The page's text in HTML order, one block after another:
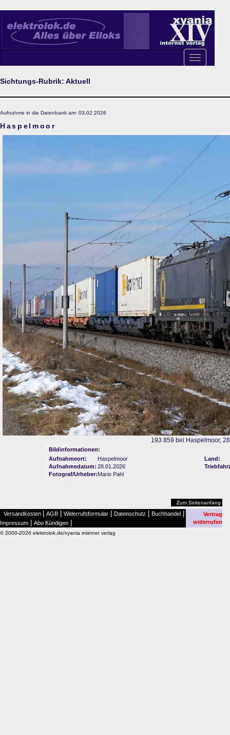
Toggle
navigation
Sichtungs-Rubrik: Aktuell
Aufnahme in die Datenbank am: 03.02.2026
Haspelmoor
193 859 bei Haspelmoor,
Bildinformationen:
Aufnahmeort:
Haspelmoor
Land:
Aufnahmedatum: 28.01.2026
Fotograf/Urheber:Mario Pahl
Zum Seitenanfang
Versandkosten AGB Widerrufsformular Datenschutz Buchhandel
Impressum Abo Kündigen
Vertrag
widerrufen
© 2000-2026 elektrolok.de/xyania internet verlag